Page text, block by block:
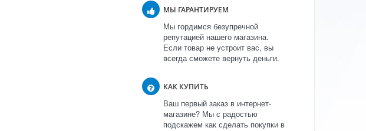
МЫ ГАРАНТИРУЕМ
Мы гордимся безупречной
репутацией нашего магазина.
Если товар не устроит вас, вы
всегда сможете вернуть деньги.
КАК КУПИТЬ
Ваш первый заказ в интернет-
магазине? Мы с радостью
подскажем как сделать покупки в